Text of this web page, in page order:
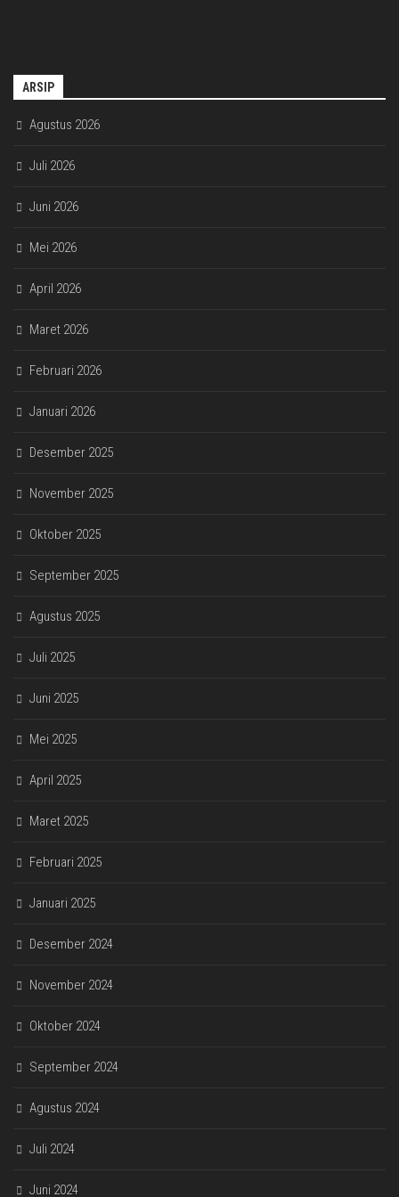
ARSIP
Agustus 2026
Juli 2026
Juni 2026
Mei 2026
April 2026
Maret 2026
Februari 2026
Januari 2026
Desember 2025
November 2025
Oktober 2025
September 2025
Agustus 2025
Juli 2025
Juni 2025
Mei 2025
April 2025
Maret 2025
Februari 2025
Januari 2025
Desember 2024
November 2024
Oktober 2024
September 2024
Agustus 2024
Juli 2024
Juni 2024